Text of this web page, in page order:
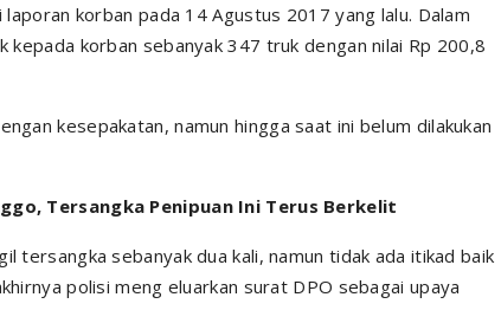
korban pada 14 Agustus 2017 yang lalu. Dalam
korban sebanyak 347 truk dengan nilai Rp 200,8
kesepakatan, namun hingga saat ini belum dilakukan
Tersangka Penipuan Ini Terus Berkelit
tersangka sebanyak dua kali, namun tidak ada itikad baik
polisi meng eluarkan surat DPO sebagai upaya